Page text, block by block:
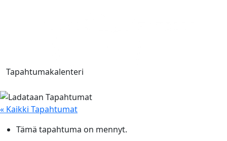
Tapahtumakalenteri
« Kaikki Tapahtumat
Tämä tapahtuma on mennyt.